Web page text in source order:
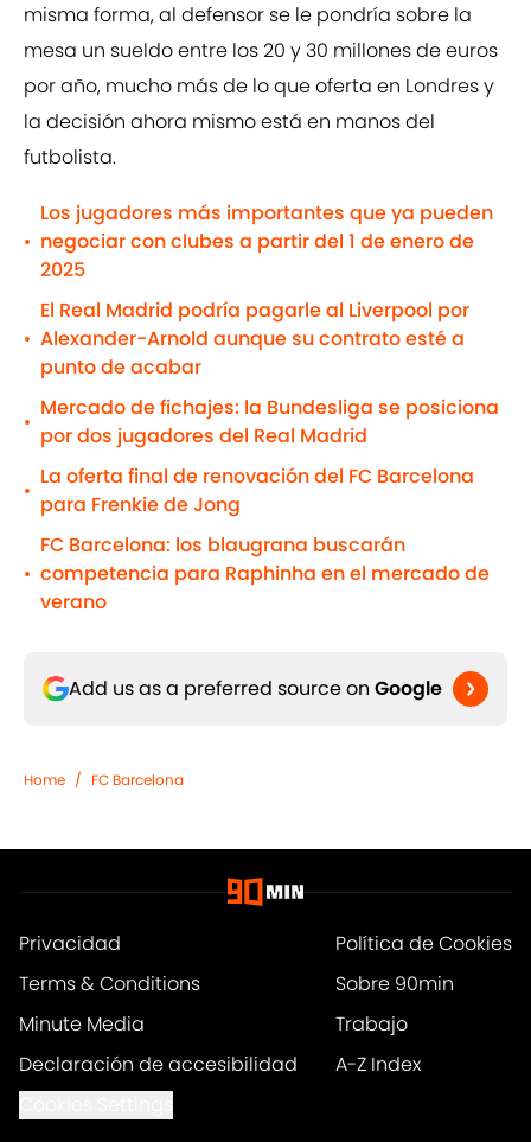
misma forma, al defensor se le pondría sobre la
mesa un sueldo entre los 20 y 30 millones de euros
por año, mucho más de lo que oferta en Londres y
la decisión ahora mismo está en manos del
futbolista.
•
Los jugadores más importantes que ya pueden
negociar con clubes a partir del 1 de enero de
2025
•
El Real Madrid podría pagarle al Liverpool por
Alexander-Arnold aunque su contrato esté a
punto de acabar
•
Mercado de fichajes: la Bundesliga se posiciona
por dos jugadores del Real Madrid
•
La oferta final de renovación del FC Barcelona
para Frenkie de Jong
•
FC Barcelona: los blaugrana buscarán
competencia para Raphinha en el mercado de
verano
Add us as a preferred source on Google
Home / FC Barcelona
Privacidad
Política de Cookies
Terms & Conditions
Sobre 90min
Minute Media
Trabajo
Declaración de accesibilidad
A-Z Index